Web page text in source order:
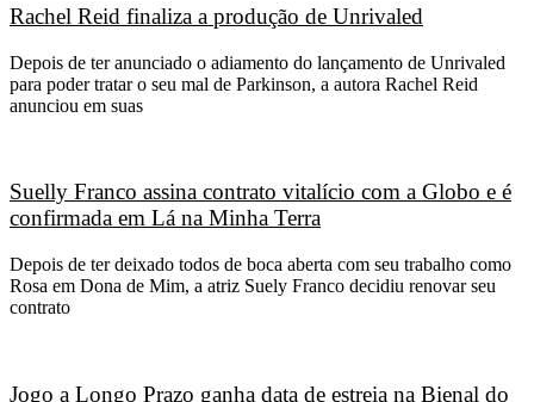
Rachel Reid finaliza a produção de Unrivaled
Depois de ter anunciado o adiamento do lançamento de Unrivaled
para poder tratar o seu mal de Parkinson, a autora Rachel Reid
anunciou em suas
Suelly Franco assina contrato vitalício com a Globo e é
confirmada em Lá na Minha Terra
Depois de ter deixado todos de boca aberta com seu trabalho como
Rosa em Dona de Mim, a atriz Suely Franco decidiu renovar seu
contrato
Jogo a Longo Prazo ganha data de estreia na Bienal do